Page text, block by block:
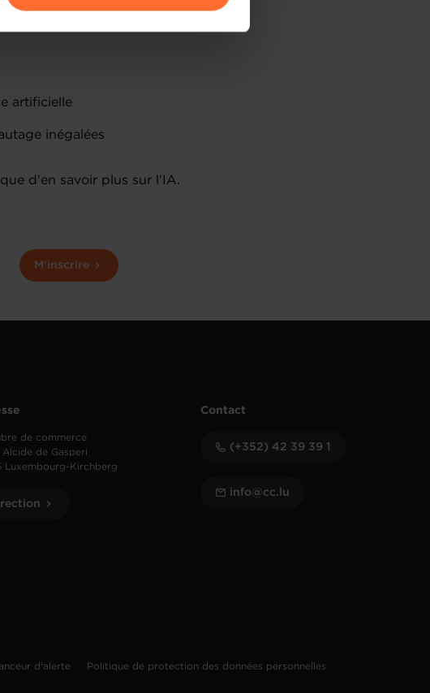
artificielle
inégalées
d'en savoir plus sur l'IA.
M'inscrire
de commerce
Alcide de Gasperi
Luxembourg-Kirchberg
Contact
(+352) 42 39 39 1
info@cc.lu
d'alerte Politique de protection des données personnelles